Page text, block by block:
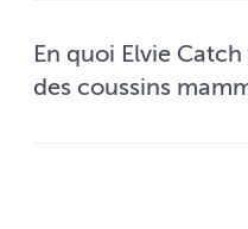
En quoi Elvie
des coussins